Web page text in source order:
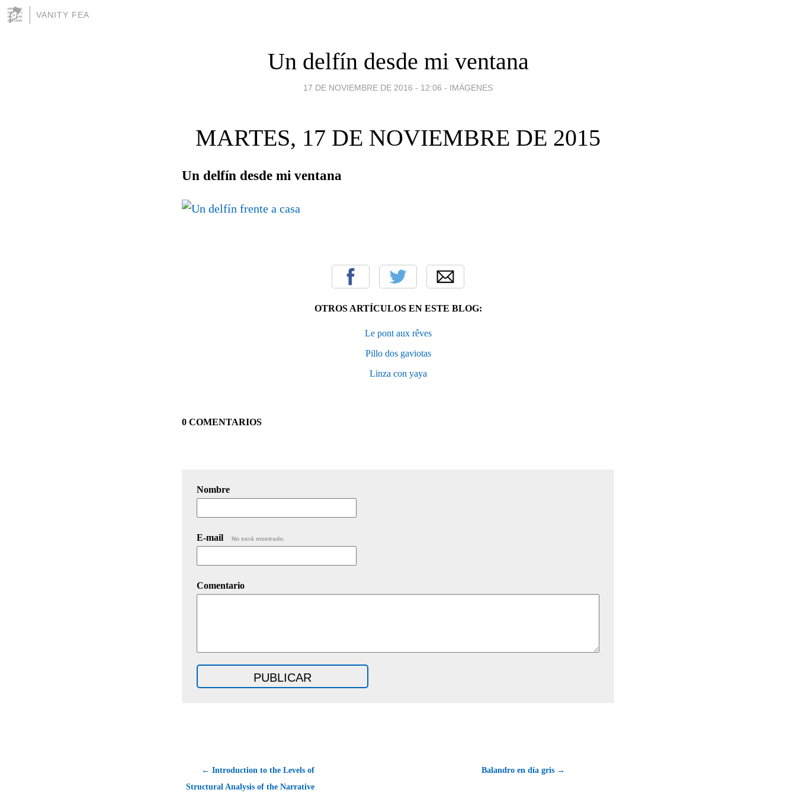
VANITY FEA
Un delfín desde mi ventana
17 DE NOVIEMBRE DE 2016 - 12:06 - IMÁGENES
MARTES, 17 DE NOVIEMBRE DE 2015
Un delfín desde mi ventana
OTROS ARTÍCULOS EN ESTE BLOG:
Le pont aux rêves
Pillo dos gaviotas
Linza con yaya
0 COMENTARIOS
Nombre
E-mail No será mostrado.
Comentario
← Introduction to the Levels of
Structural Analysis of the Narrative
Balandro en día gris →